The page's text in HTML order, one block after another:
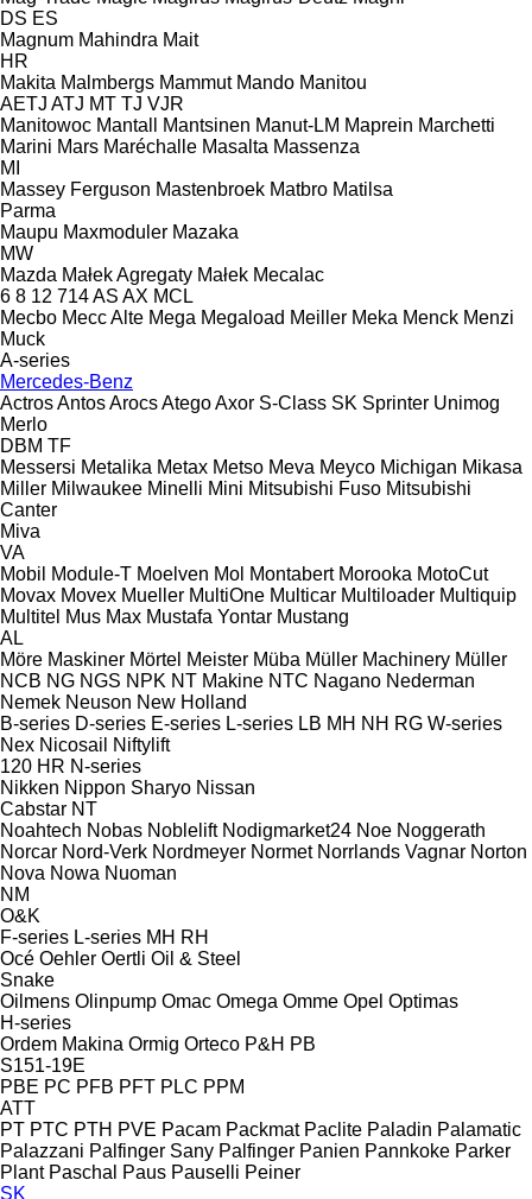
DS ES
Magnum Mahindra Mait
HR
Makita Malmbergs Mammut Mando Manitou
AETJ ATJ MT TJ VJR
Manitowoc Mantall Mantsinen Manut-LM Maprein Marchetti
Marini Mars Maréchalle Masalta Massenza
MI
Massey Ferguson Mastenbroek Matbro Matilsa
Parma
Maupu Maxmoduler Mazaka
MW
Mazda Małek Agregaty Małek Mecalac
6 8 12 714AS AX MCL
Mecbo Mecc Alte Mega Megaload Meiller Meka Menck Menzi
Muck
A-series
Mercedes-Benz
ActrosAntosArocsAtegoAxor S-Class SK Sprinter Unimog
Merlo
DBM TF
Messersi Metalika Metax Metso Meva Meyco Michigan Mikasa
Miller Milwaukee Minelli Mini Mitsubishi Fuso Mitsubishi
Canter
Miva
VA
Mobil
Module-T Moelven Mol Montabert Morooka MotoCut
Movax Movex Mueller MultiOne Multicar Multiloader Multiquip
Multitel Mus Max Mustafa Yontar Mustang
AL
Möre Maskiner Mörtel Meister Müba Müller Machinery Müller
NCB NG NGS NPK NT Makine NTC Nagano Nederman
Nemek Neuson New Holland
B-series D-series E-series L-series LB MH NH RG W-series
Nex Nicosail
Niftylift
120 HR N-series
Nikken Nippon Sharyo Nissan
Cabstar NT
Noahtech Nobas Noblelift Nodigmarket24 Noe Noggerath
Norcar Nord-Verk Nordmeyer Normet Norrlands Vagnar Norton
Nova Nowa Nuoman
NM
O&K
F-series L-series MH RH
Océ Oehler Oertli Oil & Steel
Snake
Oilmens Olinpump Omac Omega Omme Opel Optimas
H-series
Ordem Makina Ormig Orteco P&H PB
S151-19E
PBE PC PFB PFT PLC PPM
ATT
PT PTC PTH PVE Pacam Packmat Paclite Paladin Palamatic
Palazzani Palfinger Sany Palfinger Panien Pannkoke Parker
Plant Paschal Paus Pauselli Peiner
SK